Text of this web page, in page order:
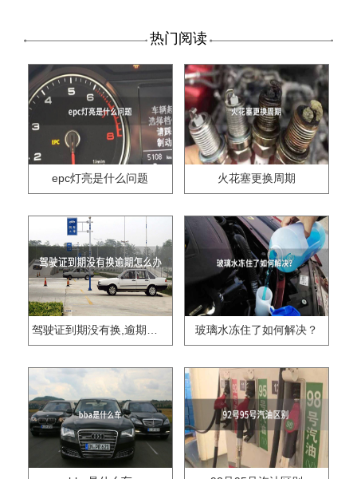
热门阅读
epc灯亮是什么问题 火花塞更换周期
驾驶证到期没有换,逾期怎么办?? 玻璃水冻住了如何解决？